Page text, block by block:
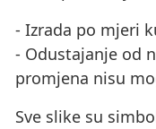
- Izrada po mjeri
- Odustajanje od
promjena nisu
Sve slike su